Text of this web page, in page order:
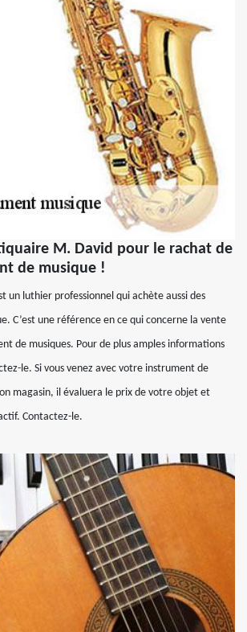
M. David pour le rachat de
de musique !
un luthier professionnel qui achète aussi des
C’est une référence en ce qui concerne la vente
de musiques. Pour de plus amples informations
le. Si vous venez avec votre instrument de
magasin, il évaluera le prix de votre objet et
Contactez-le.